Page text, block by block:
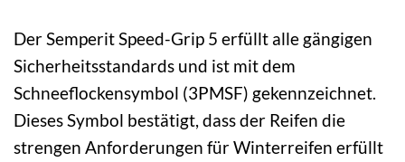
Der Semperit Speed-Grip 5 erfüllt alle gängigen
Sicherheitsstandards und ist mit dem
Schneeflockensymbol (3PMSF) gekennzeichnet.
Dieses Symbol bestätigt, dass der Reifen die
strengen Anforderungen für Winterreifen erfüllt